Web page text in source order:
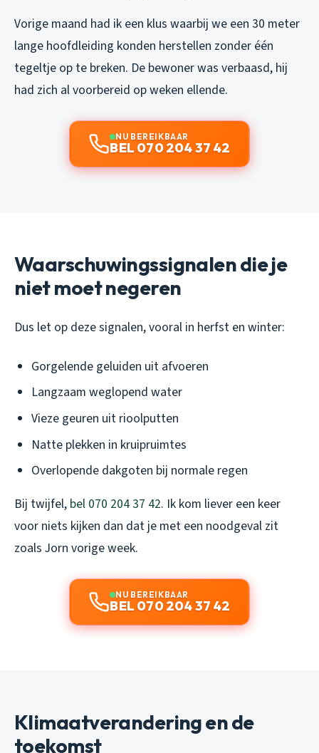
Vorige maand had ik een klus waarbij we een 30 meter
lange hoofdleiding konden herstellen zonder één
tegeltje op te breken. De bewoner was verbaasd, hij
had zich al voorbereid op weken ellende.
NU BEREIKBAAR
BEL 070 204 37 42
Waarschuwingssignalen die je
niet moet negeren
Dus let op deze signalen, vooral in herfst en winter:
Gorgelende geluiden uit afvoeren
Langzaam weglopend water
Vieze geuren uit rioolputten
Natte plekken in kruipruimtes
Overlopende dakgoten bij normale regen
Bij twijfel, bel 070 204 37 42. Ik kom liever een keer
voor niets kijken dan dat je met een noodgeval zit
zoals Jorn vorige week.
NU BEREIKBAAR
BEL 070 204 37 42
Klimaatverandering en de
toekomst